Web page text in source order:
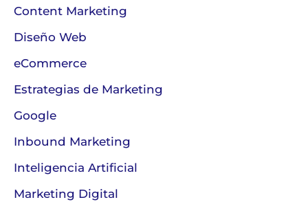
Content Marketing
Diseño Web
eCommerce
Estrategias de Marketing
Google
Inbound Marketing
Inteligencia Artificial
Marketing Digital